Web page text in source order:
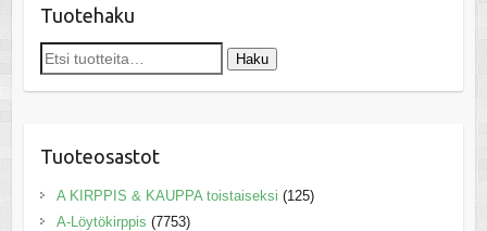
Tuotehaku
Etsi: Haku
Tuoteosastot
A KIRPPIS & KAUPPA toistaiseksi (125)
A-Löytökirppis (7753)